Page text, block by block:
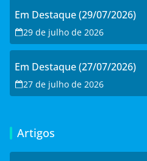
Em Destaque (29/07/2026)
29 de julho de 2026
Em Destaque (27/07/2026)
27 de julho de 2026
Artigos